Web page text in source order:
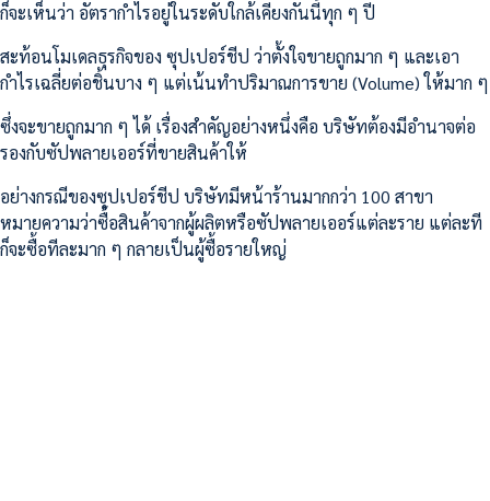
ก็จะเห็นว่า อัตรากำไรอยู่ในระดับใกล้เคียงกันนี้ทุก ๆ ปี
สะท้อนโมเดลธุรกิจของ ซุปเปอร์ชีป ว่าตั้งใจขายถูกมาก ๆ และเอา
กำไรเฉลี่ยต่อชิ้นบาง ๆ แต่เน้นทำปริมาณการขาย (Volume) ให้มาก ๆ
ซึ่งจะขายถูกมาก ๆ ได้ เรื่องสำคัญอย่างหนึ่งคือ บริษัทต้องมีอำนาจต่อ
รองกับซัปพลายเออร์ที่ขายสินค้าให้
อย่างกรณีของซุปเปอร์ชีป บริษัทมีหน้าร้านมากกว่า 100 สาขา
หมายความว่าซื้อสินค้าจากผู้ผลิตหรือซัปพลายเออร์แต่ละราย แต่ละที
ก็จะซื้อทีละมาก ๆ กลายเป็นผู้ซื้อรายใหญ่